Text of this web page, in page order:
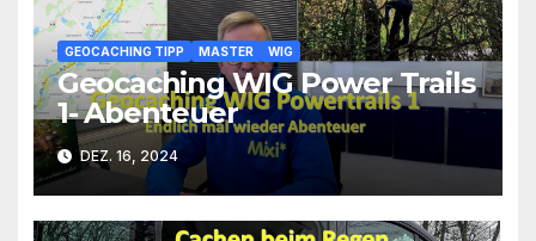
GEOCACHING TIPP MASTER WIG
Geocaching WIG Power Trails
1- Abenteuer
DEZ. 16, 2024